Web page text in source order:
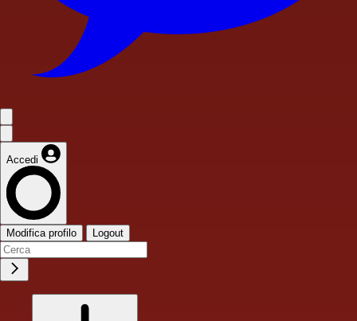
Accedi
Modifica profilo Logout